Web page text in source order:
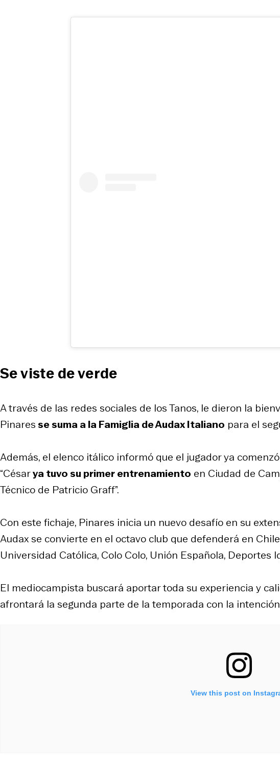
View this post on
Se viste de verde
A través de las redes sociales de los Tanos, le dieron la
Pinaresse suma a la Famiglia de Audax Italiano para el
Además, el elenco itálico informó que el jugador ya
“Césarya tuvo su primer entrenamiento en Ciudad de
Técnico de Patricio Graff”.
Con este fichaje, Pinares inicia un nuevo desafío en su
Audax se convierte en el octavo club que defenderá en
Universidad Católica, Colo Colo, Unión Española, Deportes
El mediocampista buscará aportar toda su experiencia y
afrontará la segunda parte de la temporada con la